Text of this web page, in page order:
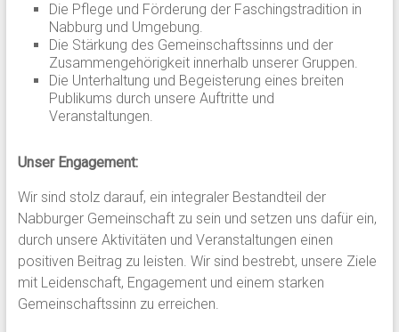
Die Pflege und Förderung der Faschingstradition in
Nabburg und Umgebung.
Die Stärkung des Gemeinschaftssinns und der
Zusammengehörigkeit innerhalb unserer Gruppen.
Die Unterhaltung und Begeisterung eines breiten
Publikums durch unsere Auftritte und
Veranstaltungen.
Unser Engagement:
Wir sind stolz darauf, ein integraler Bestandteil der
Nabburger Gemeinschaft zu sein und setzen uns dafür ein,
durch unsere Aktivitäten und Veranstaltungen einen
positiven Beitrag zu leisten. Wir sind bestrebt, unsere Ziele
mit Leidenschaft, Engagement und einem starken
Gemeinschaftssinn zu erreichen.